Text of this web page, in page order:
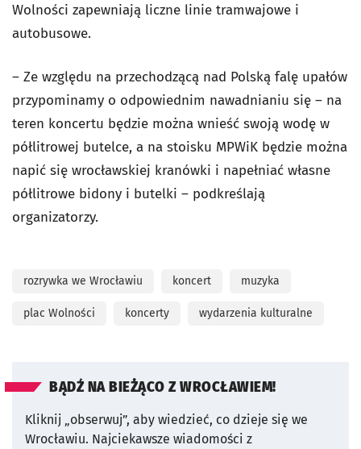
Wolności zapewniają liczne linie tramwajowe i
autobusowe.
– Ze względu na przechodzącą nad Polską falę upałów
przypominamy o odpowiednim nawadnianiu się – na
teren koncertu będzie można wnieść swoją wodę w
półlitrowej butelce, a na stoisku MPWiK będzie można
napić się wrocławskiej kranówki i napełniać własne
półlitrowe bidony i butelki – podkreślają
organizatorzy.
rozrywka we Wrocławiu koncert muzyka
plac Wolności koncerty wydarzenia kulturalne
BĄDŹ NA BIEŻĄCO Z WROCŁAWIEM!
Kliknij „obserwuj”, aby wiedzieć, co dzieje się we
Wrocławiu. Najciekawsze wiadomości z